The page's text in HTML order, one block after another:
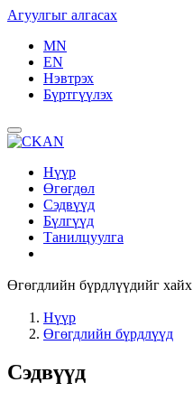
Агуулгыг алгасах
MN
EN
Нэвтрэх
Бүртгүүлэх
Нүүр
Өгөгдөл
Сэдвүүд
Бүлгүүд
Танилцуулга
Өгөгдлийн бүрдлүүдийг хайх
Нүүр
Өгөгдлийн бүрдлүүд
Сэдвүүд